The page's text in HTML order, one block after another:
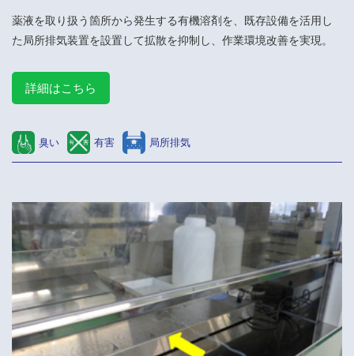
薬液を取り扱う箇所から発生する有機溶剤を、既存設備を活用し
た局所排気装置を設置して拡散を抑制し、作業環境改善を実現。
詳細はこちら
臭い 有害 局所排気